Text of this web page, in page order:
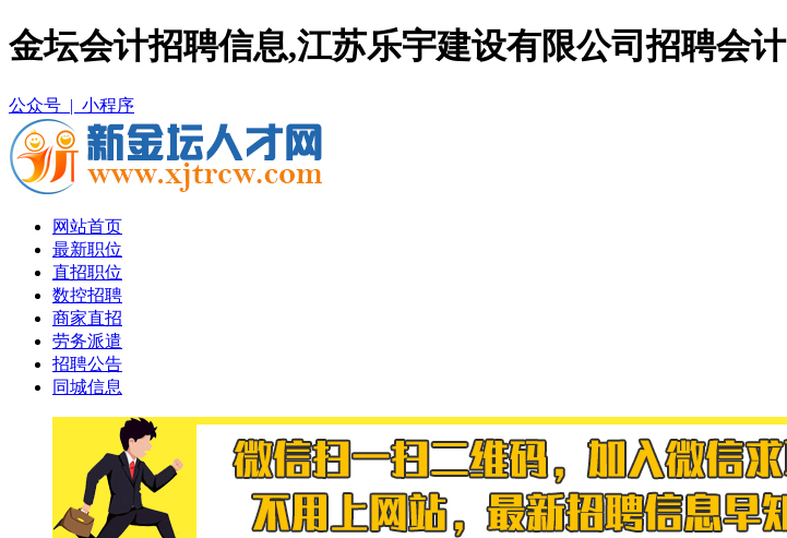
金坛会计招聘信息,江苏乐宇建设有限公司招聘会计
公众号 | 小程序
网站首页
最新职位
直招职位
数控招聘
商家直招
劳务派遣
招聘公告
同城信息